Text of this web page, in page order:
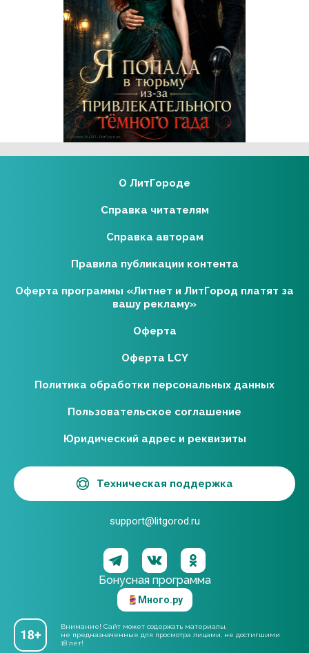
Реклама 16+ АО «ЛитГород»
Бонусная программа
Много.ру
Внимание! Сайт может содержать материалы,
не предназначенные для просмотра лицами, не достигшими
18 лет!
О ЛитГороде
Справка читателям
Справка авторам
Правила публикации контента
Оферта программы «Литнет и ЛитГород платят за
вашу рекламу»
Оферта
Оферта LCY
Политика обработки персональных данных
Пользовательское соглашение
Юридический адрес и реквизиты
Техническая поддержка
support@litgorod.ru